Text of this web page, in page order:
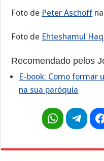
Foto de Peter Aschoffna
Foto de Ehteshamul
Recomendado pelos
E-book: Como formar
na sua paróquia